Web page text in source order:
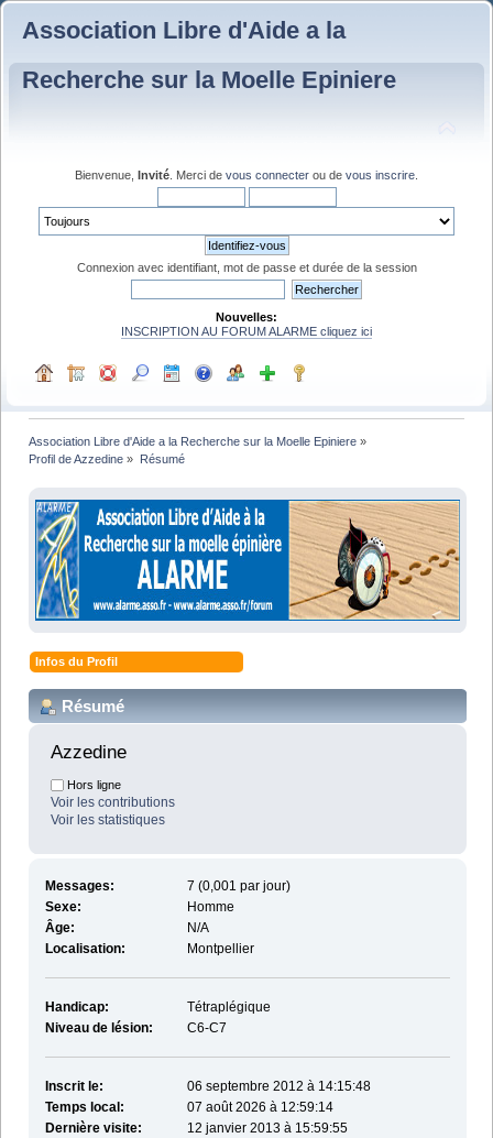
Association Libre d'Aide a la
Recherche sur la Moelle Epiniere
Bienvenue, Invité . Merci de vous connecter ou de vous inscrire
Connexion avec identifiant, mot de passe et durée de la session
Nouvelles:
INSCRIPTION AU FORUM ALARME cliquez ici
Association Libre d'Aide a la Recherche sur la Moelle Epiniere »
Profil de Azzedine » Résumé
Infos du Profil
Résumé
Azzedine
Hors ligne
Voir les contributions
Voir les statistiques
Messages:
7 (0,001 par jour)
Sexe:
Homme
Âge:
N/A
Localisation:
Montpellier
Handicap:
Tétraplégique
Niveau de lésion:
C6-C7
Inscrit le:
06 septembre 2012 à 14:15:48
Temps local:
07 août 2026 à 12:59:14
Dernière visite:
12 janvier 2013 à 15:59:55